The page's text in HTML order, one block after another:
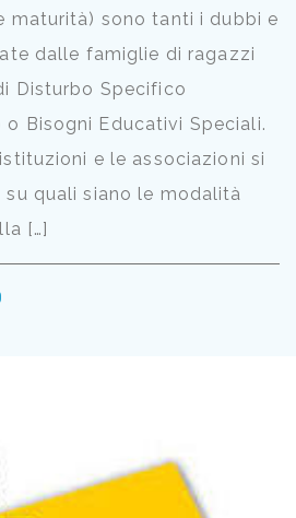
maturità) sono tanti i dubbi e
dalle famiglie di ragazzi
Disturbo Specifico
o Bisogni Educativi Speciali.
e le associazioni si
su quali siano le modalità
[…]